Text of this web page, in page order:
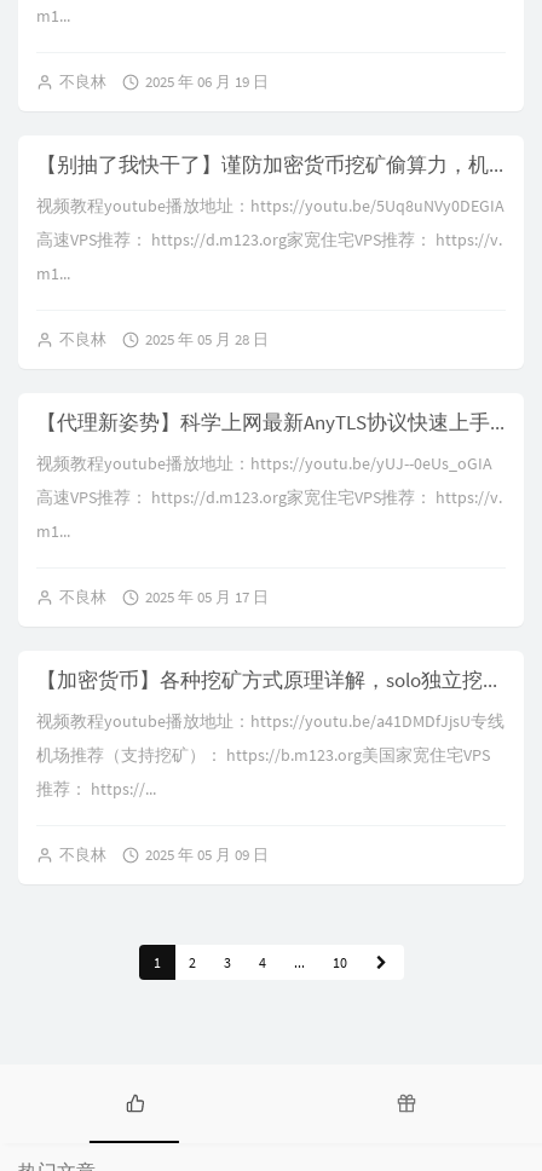
m1...
不良林 2025 年 06 月 19 日
【别抽了我快干了】谨防加密货币挖矿偷算力，机场节点算力劫持实战演示，矿池中转抽水教程，不要再给别人打工了 | 加密货币安全科普
视频教程youtube播放地址：https://youtu.be/5Uq8uNVy0DEGIA
高速VPS推荐： https://d.m123.org家宽住宅VPS推荐： https://v.
m1...
不良林 2025 年 05 月 28 日
【代理新姿势】科学上网最新AnyTLS协议快速上手，收集了两年的各代理协议反馈分享，reality依旧稳如老狗！
视频教程youtube播放地址：https://youtu.be/yUJ--0eUs_oGIA
高速VPS推荐： https://d.m123.org家宽住宅VPS推荐： https://v.
m1...
不良林 2025 年 05 月 17 日
【加密货币】各种挖矿方式原理详解，solo独立挖矿、pool矿池挖矿、solo矿池挖矿，还有普通用户也能参与的零成本乐透彩票挖矿，中了直接成为百万富翁改写人生
视频教程youtube播放地址：https://youtu.be/a41DMDfJjsU专线
机场推荐（支持挖矿）： https://b.m123.org美国家宽住宅VPS
推荐： https://...
不良林 2025 年 05 月 09 日
1 2 3 4 ... 10
热